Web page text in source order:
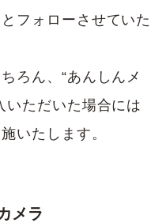
フォローさせていた
ろん、“あんしんメ
いただいた場合には
いたします。
メラ